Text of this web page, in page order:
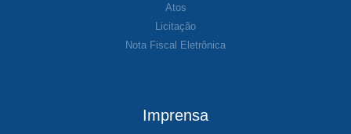
Atos
Licitação
Nota Fiscal Eletrônica
Imprensa